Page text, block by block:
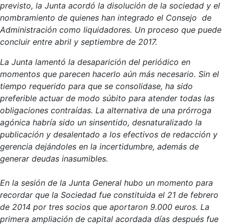
previsto, la Junta acordó la disolución de la sociedad y el
nombramiento de quienes han integrado el Consejo de
Administración como liquidadores. Un proceso que puede
concluir entre abril y septiembre de 2017.
La Junta lamentó la desaparición del periódico en
momentos que parecen hacerlo aún más necesario. Sin el
tiempo requerido para que se consolidase, ha sido
preferible actuar de modo súbito para atender todas las
obligaciones contraídas. La alternativa de una prórroga
agónica habría sido un sinsentido, desnaturalizado la
publicación y desalentado a los efectivos de redacción y
gerencia dejándoles en la incertidumbre, además de
generar deudas inasumibles.
En la sesión de la Junta General hubo un momento para
recordar que la Sociedad fue constituida el 21 de febrero
de 2014 por tres socios que aportaron 9.000 euros. La
primera ampliación de capital acordada días después fue